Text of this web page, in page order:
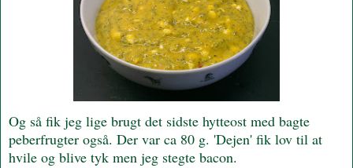
Og så fik jeg lige brugt det sidste hytteost med bagte
peberfrugter også. Der var ca 80 g. 'Dejen' fik lov til at
hvile og blive tyk men jeg stegte bacon.